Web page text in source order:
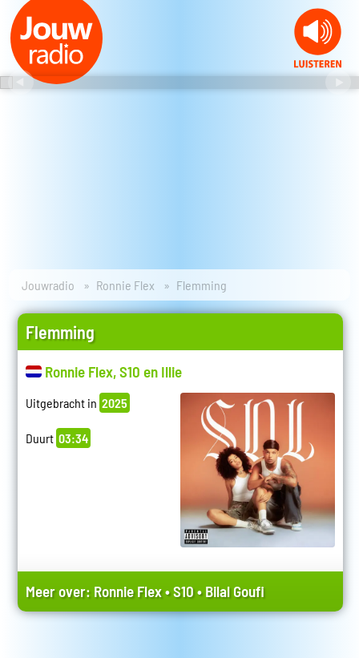
Jouwradio Ronnie Flex Flemming
Flemming
Ronnie Flex, S10 en Illie
Uitgebracht in 2025
Duurt 03:34
Meer over: Ronnie Flex•S10•Bilal Goufi